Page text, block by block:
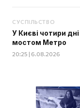
СУСПІЛЬСТВО
У Києві чотири
мостом Метро
20:25 | 6.08.2026